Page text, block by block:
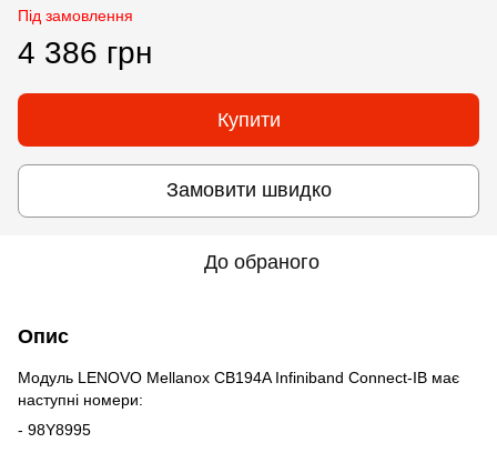
Під замовлення
4 386 грн
Купити
Замовити швидко
До обраного
Опис
Модуль LENOVO Mellanox CB194A Infiniband Connect-IB має
наступні номери:
- 98Y8995